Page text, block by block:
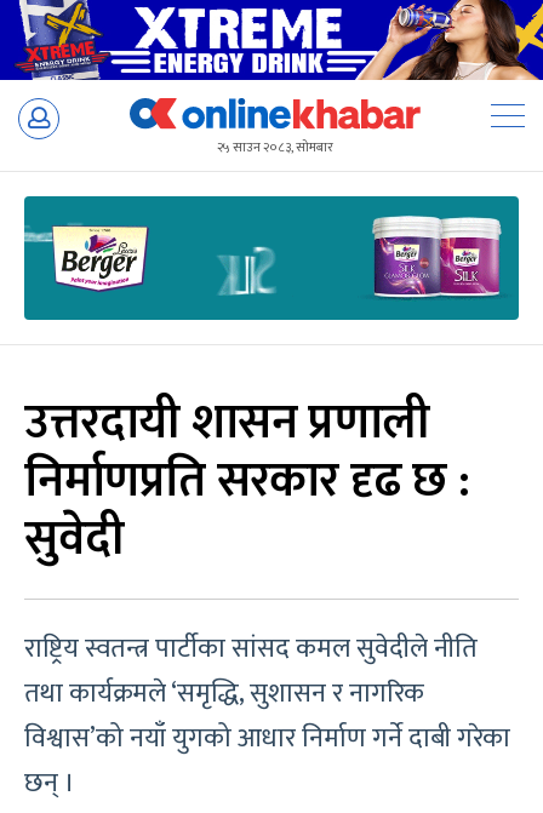
Skip
२५ साउन २०८३, सोमबार
उत्तरदायी शासन प्रणाली
निर्माणप्रति सरकार दृढ छ :
सुवेदी
राष्ट्रिय स्वतन्त्र पार्टीका सांसद कमल सुवेदीले नीति
तथा कार्यक्रमले ‘समृद्धि, सुशासन र नागरिक
विश्वास’को नयाँ युगको आधार निर्माण गर्ने दाबी गरेका
छन् ।